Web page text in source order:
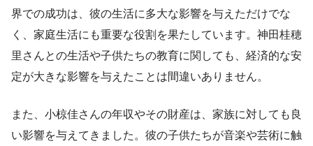
界での成功は、彼の生活に多大な影響を与えただけでな
く、家庭生活にも重要な役割を果たしています。神田桂穂
里さんとの生活や子供たちの教育に関しても、経済的な安
定が大きな影響を与えたことは間違いありません。
また、小椋佳さんの年収やその財産は、家族に対しても良
い影響を与えてきました。彼の子供たちが音楽や芸術に触